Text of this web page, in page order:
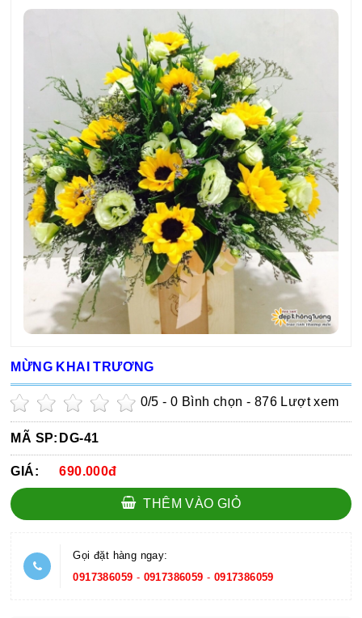
MỪNG KHAI TRƯƠNG
0/5 -0 Bình chọn - 876 Lượt xem
MÃ SP: DG-41
GIÁ: 690.000đ
THÊM VÀO GIỎ
Gọi đặt hàng ngay:
0917386059 - 0917386059 - 0917386059